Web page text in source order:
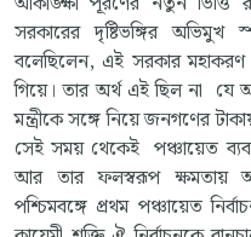
সরকারের দৃষ্টিভঙ্গির অভিমুখ
বলেছিলেন, এই সরকার
গিয়ে। তার অর্থ এই ছিল না যে
মন্ত্রীকে সঙ্গে নিয়ে জনগণের
সেই সময় থেকেই পঞ্চায়েত
আর তার ফলস্বরূপ ক্ষমতায়
পশ্চিমবঙ্গে প্রথম পঞ্চায়েত